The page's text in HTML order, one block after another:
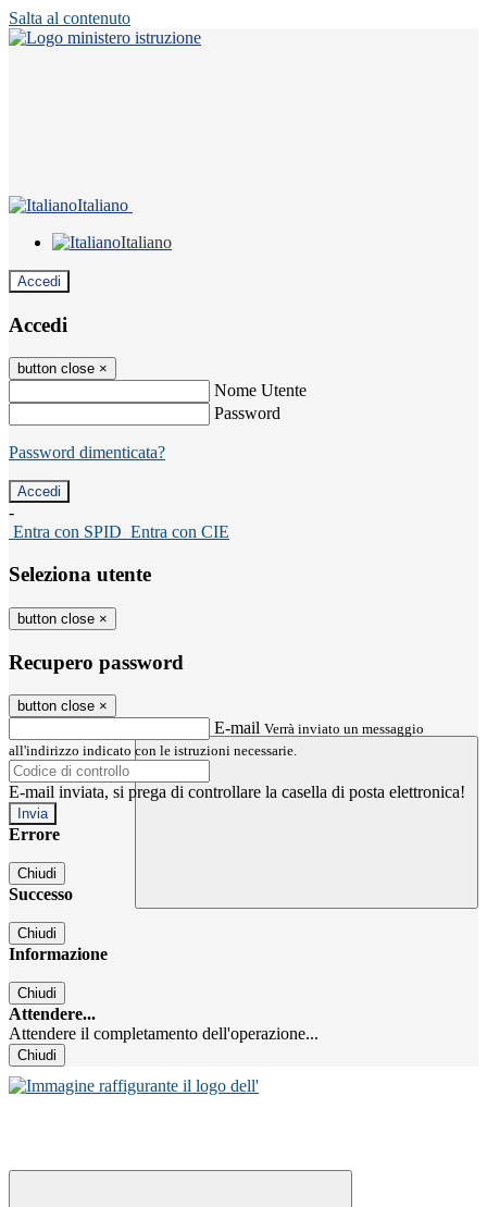
Salta al contenuto
Italiano
Italiano
Accedi
Accedi
button close ×
Nome Utente
Password
Password dimenticata?
-
Entra con SPID Entra con CIE
Seleziona utente
button close ×
Recupero password
button close ×
E-mail Verrà inviato un messaggio
all'indirizzo indicato con le istruzioni necessarie.
E-mail inviata, si prega di controllare la casella di posta elettronica!
Errore
Chiudi
Successo
Chiudi
Informazione
Chiudi
Attendere...
Attendere il completamento dell'operazione...
Chiudi